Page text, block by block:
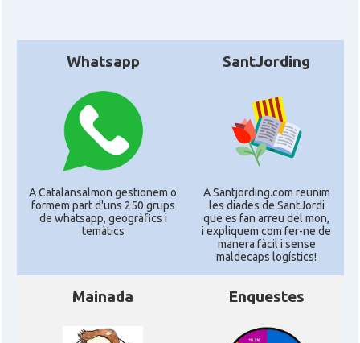
Whatsapp
A Catalansalmon gestionem o
formem part d'uns 250 grups
de whatsapp, geogràfics i
temàtics
SantJording
A Santjording.com reunim
les diades de SantJordi
que es fan arreu del mon,
i expliquem com fer-ne de
manera fàcil i sense
maldecaps logí­stics!
Mainada Enquestes